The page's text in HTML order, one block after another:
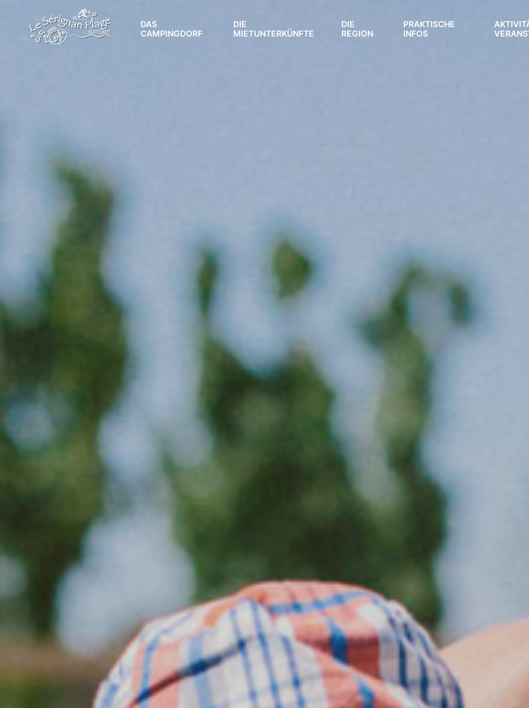
DAS
CAMPINGDORF
DIE
MIETUNTERKÜNFTE
DIE
REGION
PRAKTISCHE
INFOS